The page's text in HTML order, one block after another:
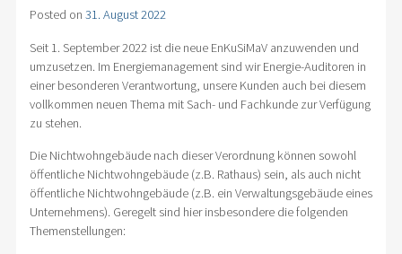
Posted on 31. August 2022
Seit 1. September 2022 ist die neue EnKuSiMaV anzuwenden und
umzusetzen. Im Energiemanagement sind wir Energie-Auditoren in
einer besonderen Verantwortung, unsere Kunden auch bei diesem
vollkommen neuen Thema mit Sach- und Fachkunde zur Verfügung
zu stehen.
Die Nichtwohngebäude nach dieser Verordnung können sowohl
öffentliche Nichtwohngebäude (z.B. Rathaus) sein, als auch nicht
öffentliche Nichtwohngebäude (z.B. ein Verwaltungsgebäude eines
Unternehmens). Geregelt sind hier insbesondere die folgenden
Themenstellungen: